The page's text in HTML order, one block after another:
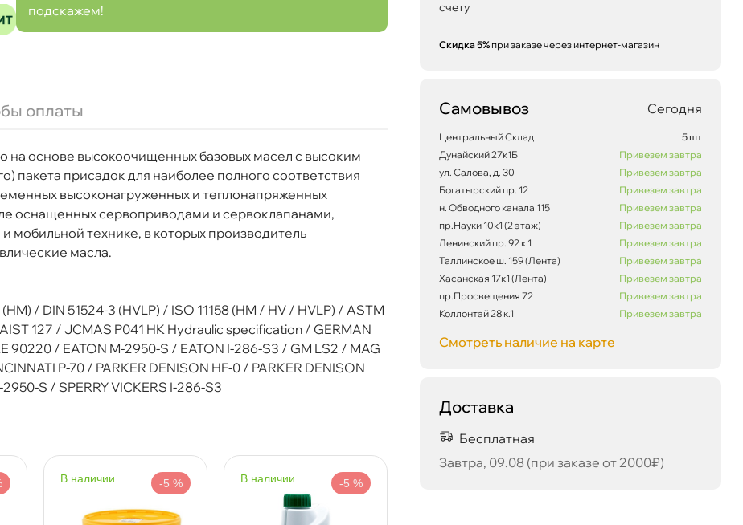
подскажем!
оплаты
основе высокоочищенных базовых масел с высоким
пакета присадок для наиболее полного соответствия
высоконагруженных и теплонапряженных
оснащенных сервоприводами и сервоклапанами,
технике, в которых производитель
масла.
/ DIN 51524-3 (HVLP) / ISO 11158 (HM / HV / HVLP) / ASTM
127 / JCMAS P041 HK Hydraulic specification / GERMAN
90220 / EATON M-2950-S / EATON I-286-S3 / GM LS2 / MAG
P-70 / PARKER DENISON HF-0 / PARKER DENISON
S / SPERRY VICKERS I-286-S3
наличии -5 % наличии -5 %
счету
Скидка 5% при заказе через интернет-магазин
Самовывоз Сегодня
Центральный Склад
5 шт
Дунайский 27к1Б
Привезем завтра
ул. Салова, д. 30
Привезем завтра
Богатырский пр. 12
Привезем завтра
н. Обводного канала 115
Привезем завтра
пр.Науки 10к1 (2 этаж)
Привезем завтра
Ленинский пр. 92 к.1
Привезем завтра
Таллинское ш. 159 (Лента)
Привезем завтра
Хасанская 17к1 (Лента)
Привезем завтра
пр.Просвещения 72
Привезем завтра
Коллонтай 28 к.1
Привезем завтра
Смотреть наличие на карте
Доставка
Бесплатная
Завтра, 09.08 (при заказе от 2000₽)
494 456 ₽520 480 ₽
Срочная за 2 ч – 399 ₽